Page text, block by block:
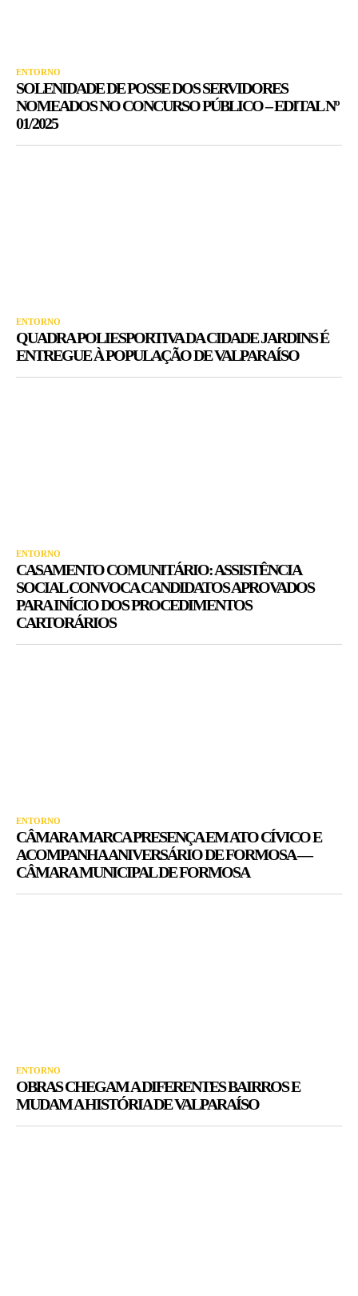
ENTORNO
SOLENIDADE DE POSSE DOS SERVIDORES
NOMEADOS NO CONCURSO PÚBLICO – EDITAL Nº
01/2025
ENTORNO
QUADRA POLIESPORTIVA DA CIDADE JARDINS É
ENTREGUE À POPULAÇÃO DE VALPARAÍSO
ENTORNO
CASAMENTO COMUNITÁRIO: ASSISTÊNCIA
SOCIAL CONVOCA CANDIDATOS APROVADOS
PARA INÍCIO DOS PROCEDIMENTOS
CARTORÁRIOS
ENTORNO
CÂMARA MARCA PRESENÇA EM ATO CÍVICO E
ACOMPANHA ANIVERSÁRIO DE FORMOSA —
CÂMARA MUNICIPAL DE FORMOSA
ENTORNO
OBRAS CHEGAM A DIFERENTES BAIRROS E
MUDAM A HISTÓRIA DE VALPARAÍSO